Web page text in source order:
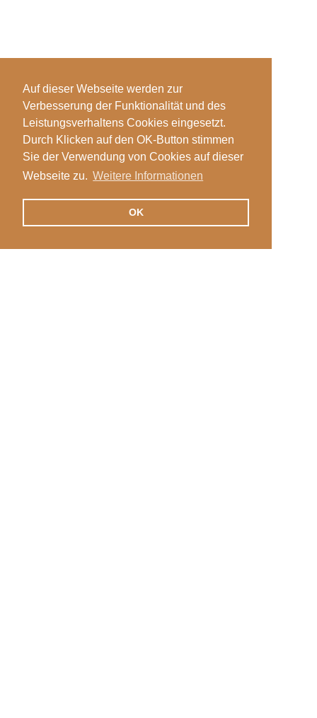
Auf dieser Webseite werden zur
Verbesserung der Funktionalität und des
Leistungsverhaltens Cookies eingesetzt.
Durch Klicken auf den OK-Button stimmen
Sie der Verwendung von Cookies auf dieser
Webseite zu. Weitere Informationen
OK